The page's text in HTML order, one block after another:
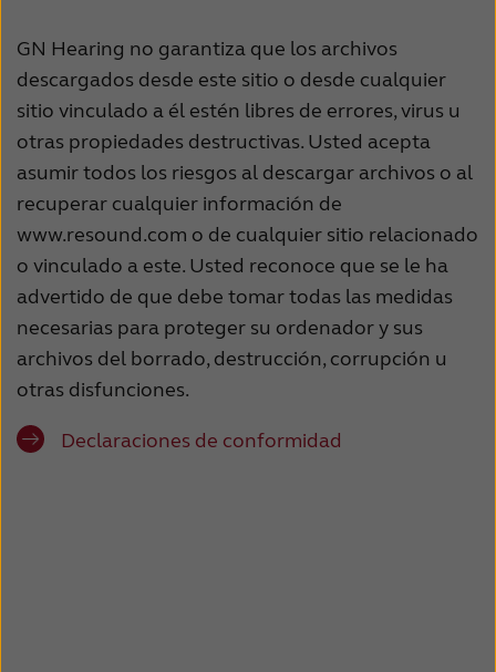
GN Hearing no garantiza que los archivos
descargados desde este sitio o desde cualquier
sitio vinculado a él estén libres de errores, virus u
otras propiedades destructivas. Usted acepta
asumir todos los riesgos al descargar archivos o al
recuperar cualquier información de
www.resound.com o de cualquier sitio relacionado
o vinculado a este. Usted reconoce que se le ha
advertido de que debe tomar todas las medidas
necesarias para proteger su ordenador y sus
archivos del borrado, destrucción, corrupción u
otras disfunciones.
Declaraciones de conformidad